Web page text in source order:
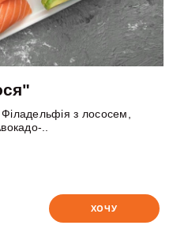
Філадельфія з лососем,
..
ХОЧУ